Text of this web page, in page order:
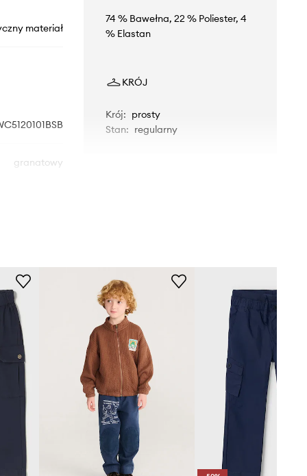
materiał
granatowy
74 % Bawełna, 22 % Poliester, 4
% Elastan
KRÓJ
Krój: prosty
Stan: regularny